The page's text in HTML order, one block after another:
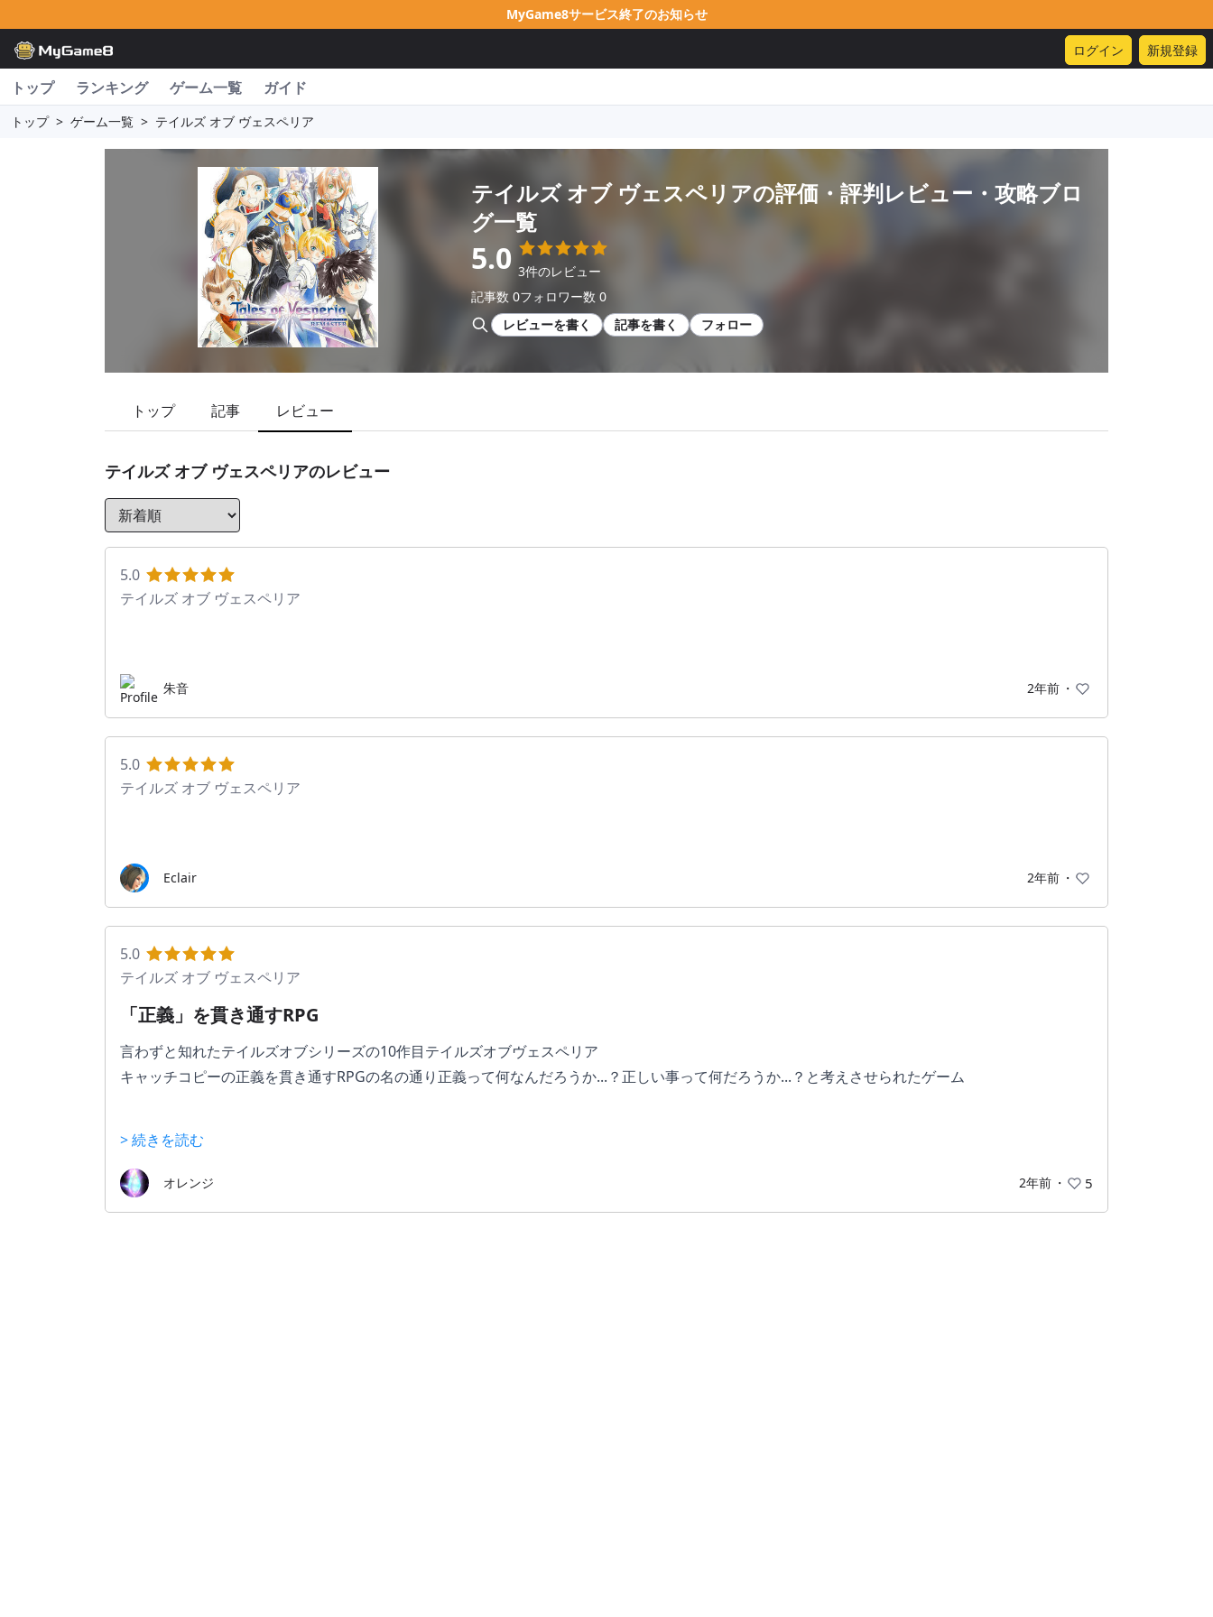
MyGame8サービス終了のお知らせ
ログイン 新規登録
トップ ランキング ゲーム一覧 ガイド
トップ > ゲーム一覧 > テイルズ オブ ヴェスペリア
テイルズ オブ ヴェスペリアの評価・評判レビュー・攻略ブロ
グ一覧
5.0 3件のレビュー
記事数 0フォロワー数 0
レビューを書く
記事を書く フォロー
トップ 記事 レビュー
テイルズ オブ ヴェスペリアのレビュー
5.0
テイルズ オブ ヴェスペリア
朱音 2年前 ・
5.0
テイルズ オブ ヴェスペリア
Eclair 2年前 ・
5.0
テイルズ オブ ヴェスペリア
「正義」を貫き通すRPG
言わずと知れたテイルズオブシリーズの10作目テイルズオブヴェスペリア
キャッチコピーの正義を貫き通すRPGの名の通り正義って何なんだろうか...？正しい事って何だろうか...？と考えさせられたゲーム
魅力的なパーティメンバー達と戦闘は誰を使っても楽しめるバランスで何周プレイしてもいろいろな遊び方が出来ておすすめしたいゲームです！
> 続きを読む
オレンジ 2年前 ・ 5